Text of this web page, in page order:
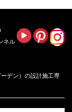
ネル
デン）の設計施工専